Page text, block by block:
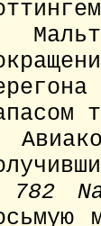
782